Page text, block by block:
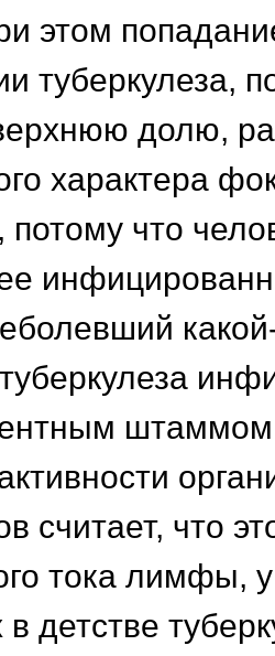
этом
туберкулеза,
долю,
характера
потому что
считает, что
тока лимфы,
детстве